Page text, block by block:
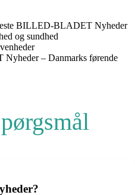
BILLED-BLADET Nyheder
og sundhed
– Danmarks førende